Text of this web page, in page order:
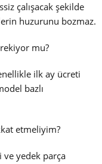
çalışacak şekilde
huzurunu bozmaz.
mu?
ilk ay ücreti
bazlı
etmeliyim?
ve yedek parça